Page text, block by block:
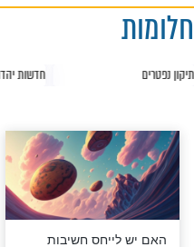
עיצוב האישיות והמידות